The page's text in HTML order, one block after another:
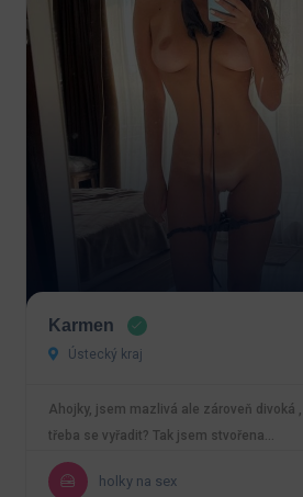
Karmen
Ústecký kraj
Ahojky, jsem mazlivá ale zároveň divoká
třeba se vyřadit? Tak jsem stvořena…
holky na sex